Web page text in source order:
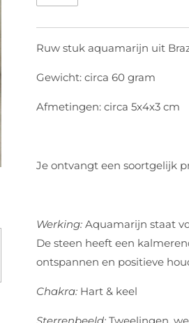
Ruw stuk aquamarijn uit
Gewicht: circa 60 gram
Afmetingen: circa 5x4x3 cm
Je ontvangt een soortgelijk
Werking: Aquamarijn staat
De steen heeft een
ontspannen en positieve
Chakra: Hart